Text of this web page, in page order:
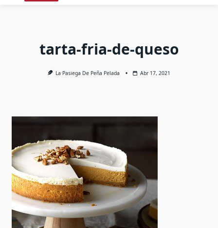
tarta-fria-de-queso
La Pasiega De Peña Pelada Abr 17, 2021